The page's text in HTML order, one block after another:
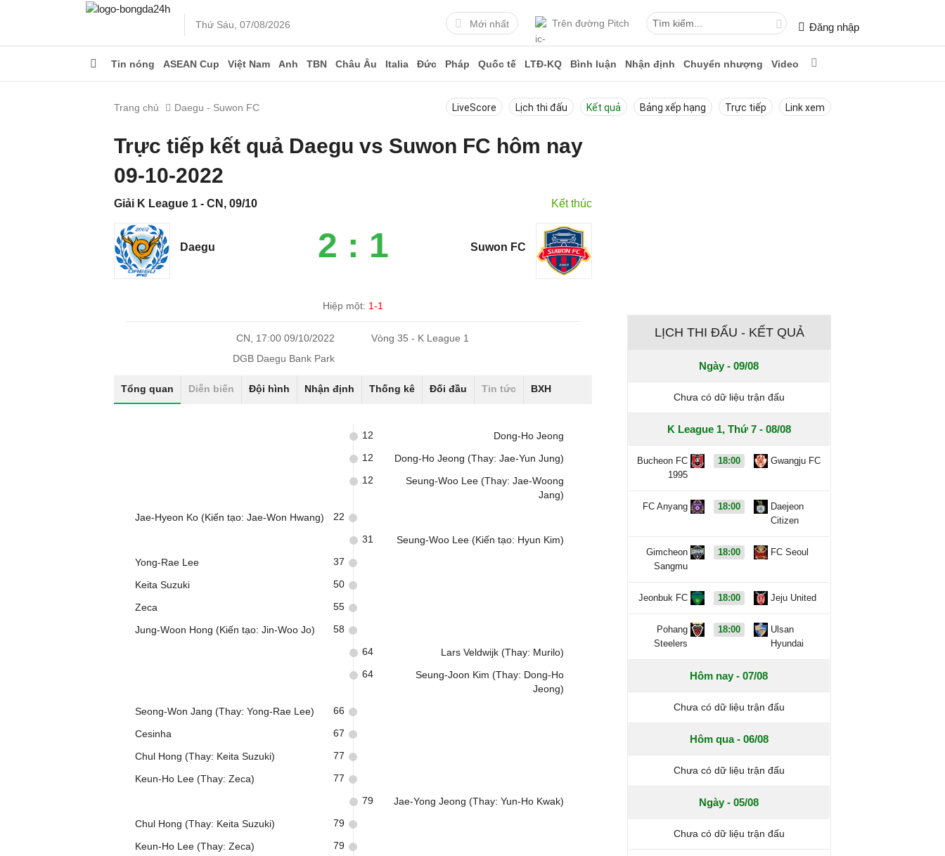
Thứ Sáu, 07/08/2026 Mới nhất Trên đường Pitch Đăng nhập
Tin nóng ASEAN Cup Việt Nam Anh TBN Châu Âu Italia Đức Pháp Quốc tế LTĐ-KQ Bình luận Nhận định Chuyển nhượng Video
Trang chủ Daegu - Suwon FC LiveScore Lịch thi đấu Kết quả Bảng xếp hạng Trực tiếp Link xem
Trực tiếp kết quả Daegu vs Suwon FC hôm nay
09-10-2022
Giải K League 1 - CN, 09/10 Kết thúc
Daegu 2 : 1 Suwon FC
Hiệp một: 1-1
CN, 17:00 09/10/2022
Vòng 35 - K League 1
DGB Daegu Bank Park
Tổng quan Diễn biến Đội hình Nhận định Thống kê Đối đầu Tin tức BXH
Dong-Ho Jeong
12
Dong-Ho Jeong (Thay: Jae-Yun Jung)
12
Seung-Woo Lee (Thay: Jae-Woong
Jang)
12
Jae-Hyeon Ko (Kiến tạo: Jae-Won Hwang) 22
Seung-Woo Lee (Kiến tạo: Hyun Kim)
31
Yong-Rae Lee 37
Keita Suzuki 50
Zeca 55
Jung-Woon Hong (Kiến tạo: Jin-Woo Jo) 58
Lars Veldwijk (Thay: Murilo)
64
Seung-Joon Kim (Thay: Dong-Ho
Jeong)
64
Seong-Won Jang (Thay: Yong-Rae Lee) 66
Cesinha 67
Chul Hong (Thay: Keita Suzuki) 77
Keun-Ho Lee (Thay: Zeca) 77
Jae-Yong Jeong (Thay: Yun-Ho Kwak)
79
Chul Hong (Thay: Keita Suzuki) 79
Keun-Ho Lee (Thay: Zeca) 79
LỊCH THI ĐẤU - KẾT QUẢ
Ngày - 09/08
Chưa có dữ liệu trận đấu
K League 1, Thứ 7 - 08/08
Bucheon FC
1995
18:00 Gwangju FC
FC Anyang 18:00
Daejeon
Citizen
Gimcheon
Sangmu
18:00 FC Seoul
Jeonbuk FC 18:00 Jeju United
Pohang
Steelers
18:00
Ulsan
Hyundai
Hôm nay - 07/08
Chưa có dữ liệu trận đấu
Hôm qua - 06/08
Chưa có dữ liệu trận đấu
Ngày - 05/08
Chưa có dữ liệu trận đấu